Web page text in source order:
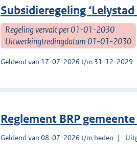
Subsidieregeling
Regeling vervalt per 01-01-2030
Uitwerkingtredingdatum 01-01-2030
Geldend van 17-07-2026 t/m 31-12-2029
Reglement BRP
Geldend van 08-07-2026 t/m heden